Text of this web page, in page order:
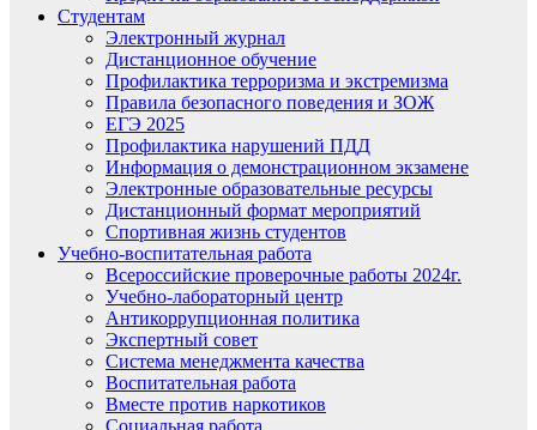
Студентам
Электронный журнал
Дистанционное обучение
Профилактика терроризма и экстремизма
Правила безопасного поведения и ЗОЖ
ЕГЭ 2025
Профилактика нарушений ПДД
Информация о демонстрационном экзамене
Электронные образовательные ресурсы
Дистанционный формат мероприятий
Спортивная жизнь студентов
Учебно-воспитательная работа
Всероссийские проверочные работы 2024г.
Учебно-лабораторный центр
Антикоррупционная политика
Экспертный совет
Система менеджмента качества
Воспитательная работа
Вместе против наркотиков
Социальная работа